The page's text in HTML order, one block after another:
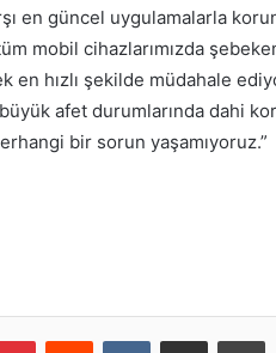
en güncel uygulamalarla
mobil cihazlarımızda
hızlı şekilde müdahale
afet durumlarında dahi
bir sorun yaşamıyoruz.”
PinterestReddit VKontakteE-Posta ile paylaş